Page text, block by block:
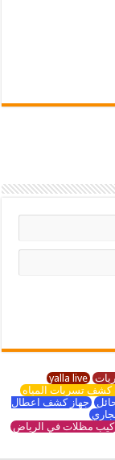
yalla live
تسربات المياه
جهاز كشف اعطال
مظلات في الرياض